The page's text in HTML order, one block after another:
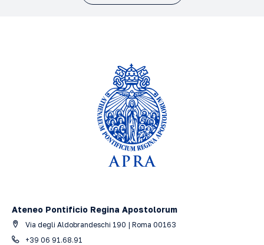
Ateneo Pontificio Regina Apostolorum
Via degli Aldobrandeschi 190 | Roma 00163
+39 06 91.68.91